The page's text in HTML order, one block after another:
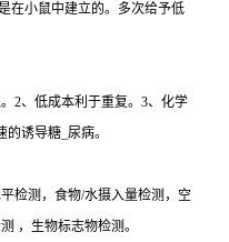
在小鼠中建立的。多次给予低
2、低成本利于重复。3、化学
诱导糖_尿病。
检测，食物/水摄入量检测，空
，生物标志物检测。